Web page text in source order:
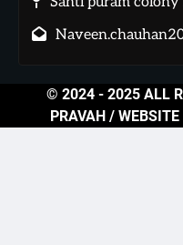
© 2024 - 2025 ALL
PRAVAH /